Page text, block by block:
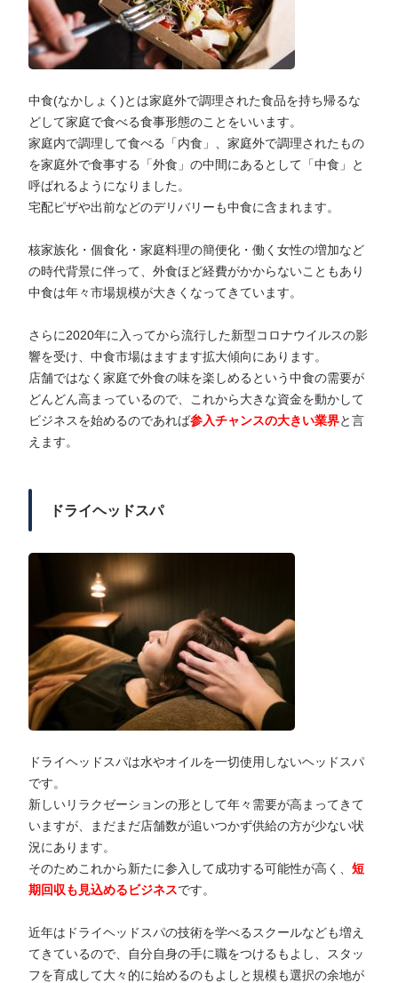
中食(なかしょく)とは家庭外で調理された食品を持ち帰るな
どして家庭で食べる食事形態のことをいいます。
家庭内で調理して食べる「内食」、家庭外で調理されたもの
を家庭外で食事する「外食」の中間にあるとして「中食」と
呼ばれるようになりました。
宅配ピザや出前などのデリバリーも中食に含まれます。
核家族化・個食化・家庭料理の簡便化・働く女性の増加など
の時代背景に伴って、外食ほど経費がかからないこともあり
中食は年々市場規模が大きくなってきています。
さらに2020年に入ってから流行した新型コロナウイルスの影
響を受け、中食市場はますます拡大傾向にあります。
店舗ではなく家庭で外食の味を楽しめるという中食の需要が
どんどん高まっているので、これから大きな資金を動かして
ビジネスを始めるのであれば参入チャンスの大きい業界と言
えます。
ドライヘッドスパ
ドライヘッドスパは水やオイルを一切使用しないヘッドスパ
です。
新しいリラクゼーションの形として年々需要が高まってきて
いますが、まだまだ店舗数が追いつかず供給の方が少ない状
況にあります。
そのためこれから新たに参入して成功する可能性が高く、 短
期回収も見込めるビジネスです。
近年はドライヘッドスパの技術を学べるスクールなども増え
てきているので、自分自身の手に職をつけるもよし、スタッ
フを育成して大々的に始めるのもよしと規模も選択の余地が